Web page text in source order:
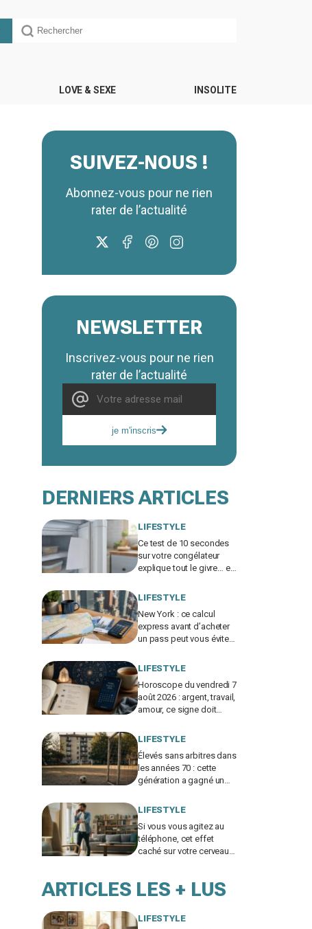
LOVE & SEXE INSOLITE
SUIVEZ-NOUS !
Abonnez-vous pour ne rien
rater de l’actualité
NEWSLETTER
Inscrivez-vous pour ne rien
rater de l’actualité
je m'inscris
DERNIERS ARTICLES
LIFESTYLE
Ce test de 10 secondes
sur votre congélateur
explique tout le givre… et
trop
LIFESTYLE
New York : ce calcul
express avant d’acheter
un pass peut vous éviter
en visites
LIFESTYLE
Horoscope du vendredi 7
août 2026 : argent, travail,
amour, ce signe doit
aujourd’hui
LIFESTYLE
Élevés sans arbitres dans
les années 70 : cette
génération a gagné un
enfants d’aujourd’hui
LIFESTYLE
Si vous vous agitez au
téléphone, cet effet
caché sur votre cerveau
perturbent
ARTICLES LES + LUS
LIFESTYLE